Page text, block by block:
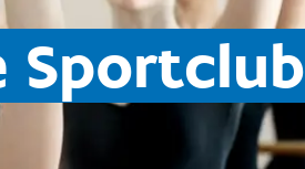
Sportclub